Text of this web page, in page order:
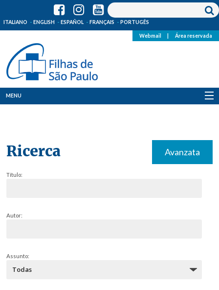
ITALIANO ENGLISH ESPAÑOL FRANÇAIS PORTUGÊS
Webmail Área reservada
MENU
Ricerca Avanzata
Título:
Autor:
Assunto: